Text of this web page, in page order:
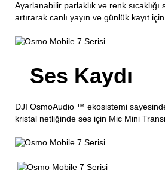
Ayarlanabilir parlaklık ve renk
artırarak canlı yayın ve günlük kayıt
Ses Kaydı
DJI OsmoAudio ™ ekosistemi
kristal netliğinde ses için Mic Mini